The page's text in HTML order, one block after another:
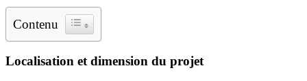
Contenu
Localisation et dimension du projet